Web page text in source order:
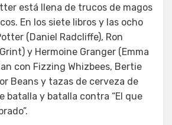
está llena de trucos de magos
En los siete libros y las ocho
(Daniel Radcliffe), Ron
y Hermoine Granger (Emma
con Fizzing Whizbees, Bertie
Beans y tazas de cerveza de
batalla y batalla contra “El que